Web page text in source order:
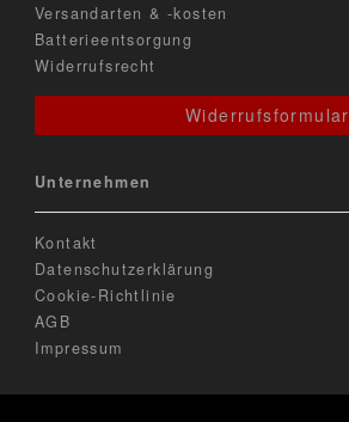
Versandarten & -kosten
Batterieentsorgung
Widerrufsrecht
Widerrufsformular
Unternehmen
Kontakt
Datenschutzerklärung
Cookie-Richtlinie
AGB
Impressum